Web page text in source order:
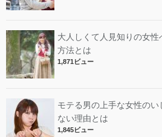
大人しくて人見知りの女
方法とは
1,871ビュー
モテる男の上手な女性の
ない理由とは
1,845ビュー